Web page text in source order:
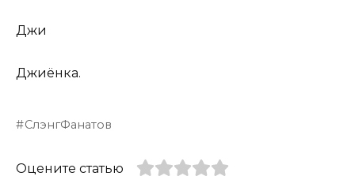
Джи
Джиёнка.
СлэнгФанатов
Оцените статью